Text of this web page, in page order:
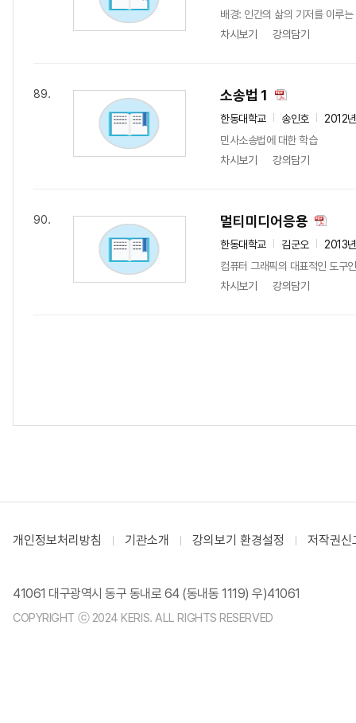
배경: 인간의 삶의 기저를 이루
차시보기
강의담기
89. 소송법 1
한동대학교 송인호
2012
민사소송법에 대한 학습
차시보기
강의담기
90. 멀티미디어응용
한동대학교 김군오
2013
컴퓨터 그래픽의 대표적인 도구
차시보기
강의담기
개인정보처리방침 기관소개 강의보기 환경설정 저작권신
41061 대구광역시 동구 동내로 64 (동내동 1119) 우)41061
COPYRIGHT ⓒ 2024 KERIS. ALL RIGHTS RESERVED